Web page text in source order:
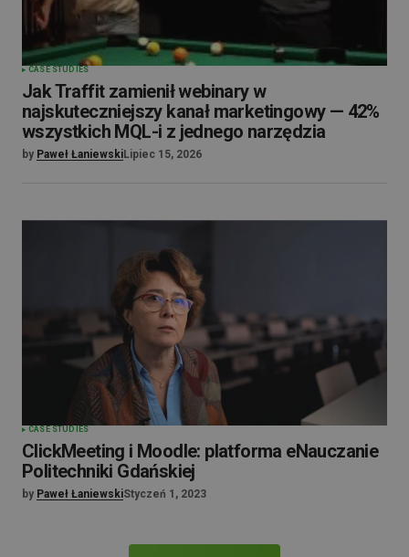
CASE STUDIES
Jak Traffit zamienił webinary w
najskuteczniejszy kanał marketingowy — 42%
wszystkich MQL-i z jednego narzędzia
by Paweł ŁaniewskiLipiec 15, 2026
CASE STUDIES
ClickMeeting i Moodle: platforma eNauczanie
Politechniki Gdańskiej
by Paweł ŁaniewskiStyczeń 1, 2023